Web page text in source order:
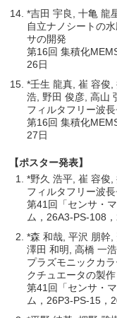
*吉田 宇良, 十亀 龍
自立ナノシートの
サの開発
第16回 集積化
26日
*壬生 龍真, 崔 容俊
浩, 野田 俊彦, 高山
フィルタフリー波
第16回 集積化
27日
【ポスター発表】
*野久 浩平, 崔 容俊
フィルタフリー波
第41回「センサ・
ム，26A3-PS-108
*森 和哉, 平沢 朋幹,
澤田 和明, 高橋 一浩
プラズモニックカ
クチュエータの製作
第41回「センサ・
ム，26P3-PS-15，